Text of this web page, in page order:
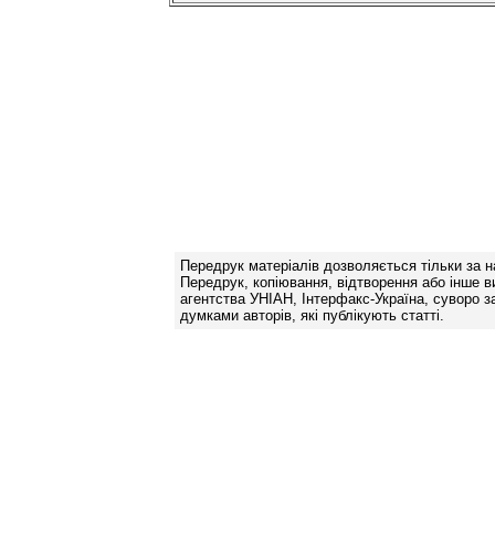
Передрук матеріалів дозволяється тільки за
Передрук, копіювання, відтворення або інше
агентства УНІАН, Інтерфакс-Україна, суворо
думками авторів, які публікують статті.